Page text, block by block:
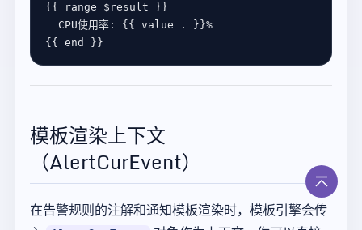
{{
range $ result
CPU使用率 : {{ value . }}%
{{ end
模板渲染上下文
（AlertCurEvent）
在告警规则的注解和通知模板渲染时，模板引擎会传